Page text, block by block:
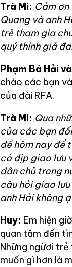
Trà Mi: Cảm
Quang và anh
trẻ tham gia
quý thính giả
Phạm Bá Hải
chào các bạn
của đài RFA.
Trà Mi: Qua
của các bạn
đề hôm nay để
có dịp giao lưu
dân chủ trong
câu hỏi giao
anh Hải không
Huy: Em hiện
quan tâm đến
Những ngừơi trẻ
muốn gì hơn là